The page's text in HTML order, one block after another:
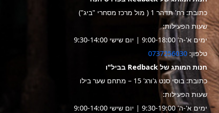
כתובת: רח' תדהר 1 ( מול מרכז מסחרי "ביג")
שעות הפעילות:
ימים א'-ה' 9:00-18:00 | יום שישי 9:30-14:00
טלפון: 0737256030
חנות המותג של Redback בביל"ו
כתובת: בוסי סנט ג'ורג' 15 – מתחם שער בילו
שעות הפעילות:
ימים א'-ה' 9:30-19:00 | יום שישי 9:00-14:00